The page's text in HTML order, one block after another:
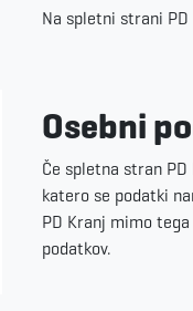
Na spletni strani
Osebni
Če spletna stran
katero se podatki
PD Kranj mimo
podatkov.